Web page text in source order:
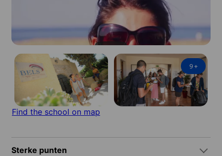
9+
Find the school on map
Sterke punten